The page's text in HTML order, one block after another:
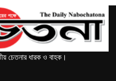
চেতনার ধারক ও বাহক।